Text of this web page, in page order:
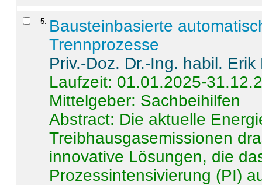
5
Bausteinbasierte
Trennprozesse
Priv.-Doz. Dr.-Ing. habil. Erik
Laufzeit: 01.01.2025-
Mittelgeber: Sachbeihilfen
Abstract: Die aktuelle
Treibhausgasemissionen
innovative Lösungen, die
Prozessintensivierung (PI)